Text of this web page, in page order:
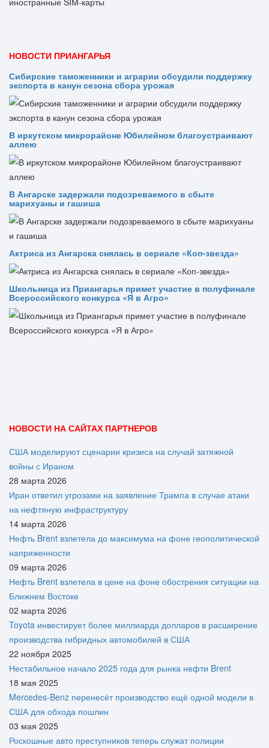
НОВОСТИ ПРИАНГАРЬЯ
Сибирские таможенники и аграрии обсудили поддержку
экспорта в канун сезона сбора урожая
В иркутском микрорайоне Юбилейном благоустраивают
аллею
В Ангарске задержали подозреваемого в сбыте
марихуаны и гашиша
Актриса из Ангарска снялась в сериале «Коп-звезда»
Школьница из Приангарья примет участие в полуфинале
Всероссийского конкурса «Я в Агро»
НОВОСТИ НА САЙТАХ ПАРТНЕРОВ
США моделируют сценарии кризиса на случай затяжной
войны с Ираном
28 марта 2026
Иран ответил угрозами на заявление Трампа в случае атаки
на нефтяную инфраструктуру
14 марта 2026
Нефть Brent взлетела до максимума на фоне геополитической
напряженности
09 марта 2026
Нефть Brent взлетела в цене на фоне обострения ситуации на
Ближнем Востоке
02 марта 2026
Toyota инвестирует более миллиарда долларов в расширение
производства гибридных автомобилей в США
22 ноября 2025
Нестабильное начало 2025 года для рынка нефти Brent
18 мая 2025
Mercedes-Benz перенесёт производство ещё одной модели в
США для обхода пошлин
03 мая 2025
Роскошные авто преступников теперь служат полиции